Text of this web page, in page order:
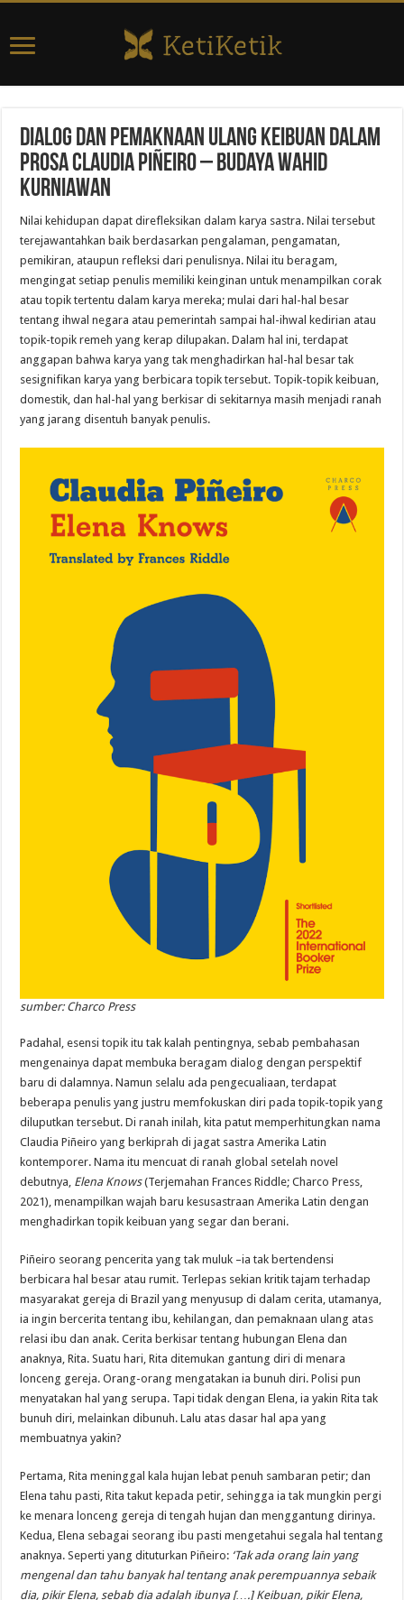
Dialog dan Pemaknaan Ulang Keibuan dalam
Prosa Claudia Piñeiro – Budaya Wahid
Kurniawan
Nilai kehidupan dapat direfleksikan dalam karya sastra. Nilai tersebut
terejawantahkan baik berdasarkan pengalaman, pengamatan,
pemikiran, ataupun refleksi dari penulisnya. Nilai itu beragam,
mengingat setiap penulis memiliki keinginan untuk menampilkan corak
atau topik tertentu dalam karya mereka; mulai dari hal-hal besar
tentang ihwal negara atau pemerintah sampai hal-ihwal kedirian atau
topik-topik remeh yang kerap dilupakan. Dalam hal ini, terdapat
anggapan bahwa karya yang tak menghadirkan hal-hal besar tak
sesignifikan karya yang berbicara topik tersebut. Topik-topik keibuan,
domestik, dan hal-hal yang berkisar di sekitarnya masih menjadi ranah
yang jarang disentuh banyak penulis.
sumber: Charco Press
Padahal, esensi topik itu tak kalah pentingnya, sebab pembahasan
mengenainya dapat membuka beragam dialog dengan perspektif
baru di dalamnya. Namun selalu ada pengecualiaan, terdapat
beberapa penulis yang justru memfokuskan diri pada topik-topik yang
diluputkan tersebut. Di ranah inilah, kita patut memperhitungkan nama
Claudia Piñeiro yang berkiprah di jagat sastra Amerika Latin
kontemporer. Nama itu mencuat di ranah global setelah novel
debutnya, Elena Knows(Terjemahan Frances Riddle; Charco Press,
2021), menampilkan wajah baru kesusastraan Amerika Latin dengan
menghadirkan topik keibuan yang segar dan berani.
Piñeiro seorang pencerita yang tak muluk –ia tak bertendensi
berbicara hal besar atau rumit. Terlepas sekian kritik tajam terhadap
masyarakat gereja di Brazil yang menyusup di dalam cerita, utamanya,
ia ingin bercerita tentang ibu, kehilangan, dan pemaknaan ulang atas
relasi ibu dan anak. Cerita berkisar tentang hubungan Elena dan
anaknya, Rita. Suatu hari, Rita ditemukan gantung diri di menara
lonceng gereja. Orang-orang mengatakan ia bunuh diri. Polisi pun
menyatakan hal yang serupa. Tapi tidak dengan Elena, ia yakin Rita tak
bunuh diri, melainkan dibunuh. Lalu atas dasar hal apa yang
membuatnya yakin?
Pertama, Rita meninggal kala hujan lebat penuh sambaran petir; dan
Elena tahu pasti, Rita takut kepada petir, sehingga ia tak mungkin pergi
ke menara lonceng gereja di tengah hujan dan menggantung dirinya.
Kedua, Elena sebagai seorang ibu pasti mengetahui segala hal tentang
anaknya. Seperti yang dituturkan Piñeiro: ‘Tak ada orang lain yang
mengenal dan tahu banyak hal tentang anak perempuannya sebaik
dia, pikir Elena, sebab dia adalah ibunya [….] Keibuan, pikir Elena,